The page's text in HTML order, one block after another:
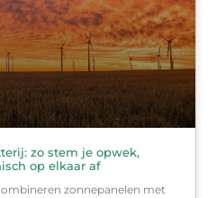
zo stem je opwek,
op elkaar af
zonnepanelen met